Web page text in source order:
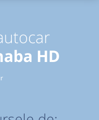
HD